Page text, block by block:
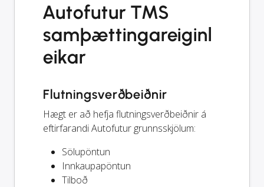
Autofutur TMS
samþættingareiginl
eikar
Flutningsverðbeiðnir
Hægt er að hefja flutningsverðbeiðnir á
eftirfarandi Autofutur grunnsskjölum:
Sölupöntun
Innkaupapöntun
Tilboð